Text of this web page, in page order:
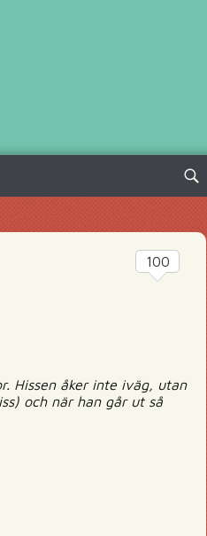
Sök
efter:
Hissen åker inte iväg, utan
och när han går ut så
100